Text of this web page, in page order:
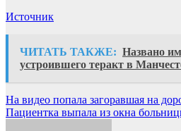
Источник
ЧИТАТЬ ТАКЖЕ: Названо
устроившего теракт в
Навигация
по
На видео попала загоравшая на
Пациентка выпала из окна